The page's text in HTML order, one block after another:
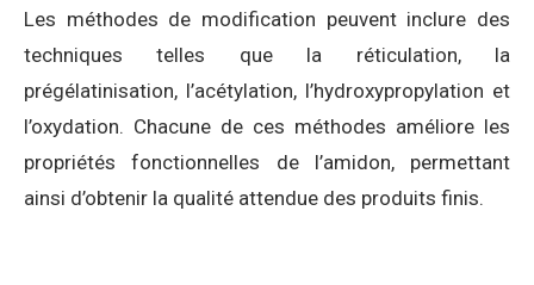
Les méthodes de modification peuvent inclure des
techniques telles que la réticulation, la
prégélatinisation, l’acétylation, l’hydroxypropylation et
l’oxydation. Chacune de ces méthodes améliore les
propriétés fonctionnelles de l’amidon, permettant
ainsi d’obtenir la qualité attendue des produits finis.